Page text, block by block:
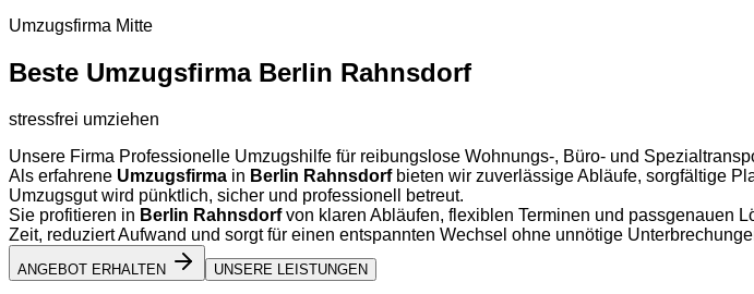
Umzugsfirma Mitte
Beste Umzugsfirma Berlin Rahnsdorf
stressfrei umziehen
Unsere Firma Professionelle Umzugshilfe für reibungslose Wohnungs-, Büro- und
Als erfahrene Umzugsfirma in Berlin Rahnsdorfbieten wir zuverlässige Abläufe, sorgfältige
Umzugsgut wird pünktlich, sicher und professionell betreut.
Sie profitieren in Berlin Rahnsdorfvon klaren Abläufen, flexiblen Terminen und passgenauen
Zeit, reduziert Aufwand und sorgt für einen entspannten Wechsel ohne unnötige
ANGEBOT ERHALTEN UNSERE LEISTUNGEN